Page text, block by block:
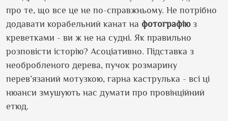
про те, що все це не по-справжньому. Не потрібно
додавати корабельний канат на фотографіюз
креветками - ви ж не на судні. Як правильно
розповісти історію? Асоціативно. Підставка з
необробленого дерева, пучок розмарину
перев’язаний мотузкою, гарна каструлька - всі ці
нюанси змушують нас думати про провінційний
етюд.